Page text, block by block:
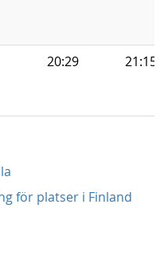
20:29 21:15
för platser i Finland